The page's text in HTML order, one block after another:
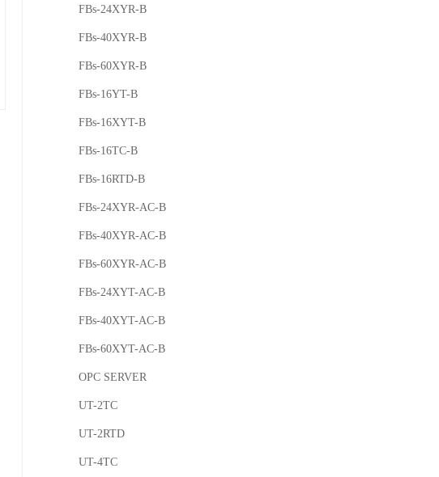
FBs-24XYR-B
FBs-40XYR-B
FBs-60XYR-B
FBs-16YT-B
FBs-16XYT-B
FBs-16TC-B
FBs-16RTD-B
FBs-24XYR-AC-B
FBs-40XYR-AC-B
FBs-60XYR-AC-B
FBs-24XYT-AC-B
FBs-40XYT-AC-B
FBs-60XYT-AC-B
OPC SERVER
UT-2TC
UT-2RTD
UT-4TC